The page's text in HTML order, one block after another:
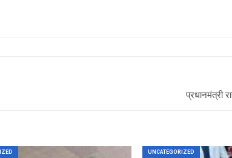
प्रधानमंत्री
UNCATEGORIZED